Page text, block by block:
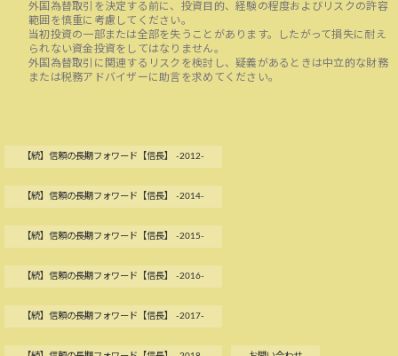
外国為替取引を決定する前に、投資目的、経験の程度およびリスクの許容
範囲を慎重に考慮してください。
当初投資の一部または全部を失うことがあります。したがって損失に耐え
られない資金投資をしてはなりません。
外国為替取引に関連するリスクを検討し、疑義があるときは中立的な財務
または税務アドバイザーに助言を求めてください。
【続】信頼の長期フォワード【信長】 -2012-
【続】信頼の長期フォワード【信長】 -2014-
【続】信頼の長期フォワード【信長】 -2015-
【続】信頼の長期フォワード【信長】 -2016-
【続】信頼の長期フォワード【信長】 -2017-